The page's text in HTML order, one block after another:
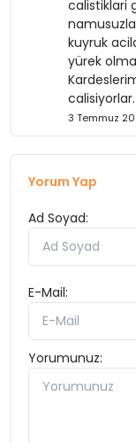
calistiklari
kuyruk
yürek
calisiyorlar.
3 Temmuz
Yorum Yap
Ad Soyad:
E-Mail:
Yorumunuz: